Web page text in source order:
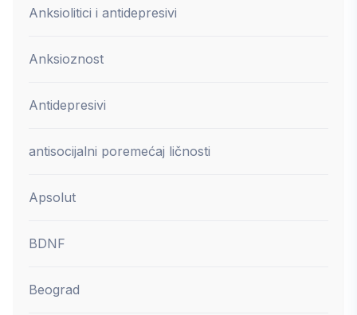
Anksiolitici i antidepresivi
Anksioznost
Antidepresivi
antisocijalni poremećaj ličnosti
Apsolut
BDNF
Beograd